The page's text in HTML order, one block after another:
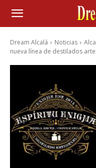
Dream Alcalá Noticias
nueva línea de destilados